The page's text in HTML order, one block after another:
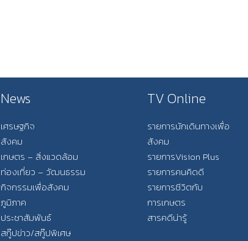
News
เศรษฐกิจ
สังคม
เกษตร – สิ่งแวดล้อม
ท่องเที่ยว – วัฒนธรรม
กิจกรรมเพื่อสังคม
ภูมิภาค
ประชาสัมพันธ์
สกู๊ปข่าว/สกู๊ปพิเศษ
TV Online
รายการนักเดินทางเพื่อ
สังคม
รายการVision Plus
รายการคนคิดดี
รายการชีวิตกับ
การเกษตร
สารคดีน่ารู้